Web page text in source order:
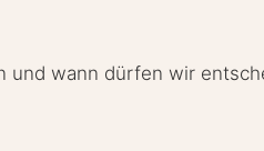
und wann dürfen wir